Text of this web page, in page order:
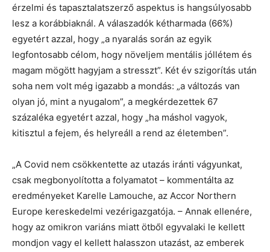
érzelmi és tapasztalatszerző aspektus is hangsúlyosabb
lesz a korábbiaknál. A válaszadók kétharmada (66%)
egyetért azzal, hogy „a nyaralás során az egyik
legfontosabb célom, hogy növeljem mentális jóllétem és
magam mögött hagyjam a stresszt”. Két év szigorítás után
soha nem volt még igazabb a mondás: „a változás van
olyan jó, mint a nyugalom”, a megkérdezettek 67
százaléka egyetért azzal, hogy „ha máshol vagyok,
kitisztul a fejem, és helyreáll a rend az életemben”.
„A Covid nem csökkentette az utazás iránti vágyunkat,
csak megbonyolította a folyamatot – kommentálta az
eredményeket Karelle Lamouche, az Accor Northern
Europe kereskedelmi vezérigazgatója. – Annak ellenére,
hogy az omikron variáns miatt ötből egyvalaki le kellett
mondjon vagy el kellett halasszon utazást, az emberek